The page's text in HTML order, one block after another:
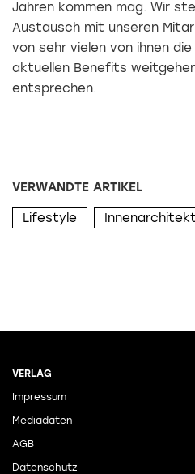
Jahren kommen mag. Wir
Austausch mit unseren
von sehr vielen von ihnen
aktuellen Benefits
entsprechen.
VERWANDTE ARTIKEL
Lifestyle
VERLAG
Impressum
Mediadaten
AGB
Datenschutz